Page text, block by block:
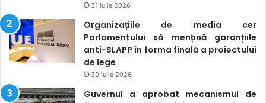
31 iulie 2026
Organizațiile de media cer
Parlamentului să mențină garanțiile
anti-SLAPP în forma finală a proiectului
de lege
30 iulie 2026
Guvernul a aprobat mecanismul de